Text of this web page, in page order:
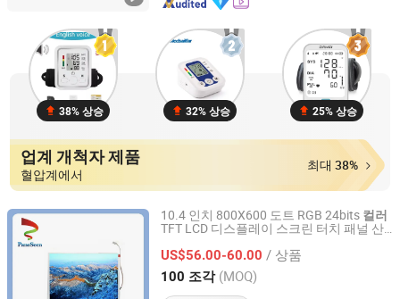
38% 상승 32% 상승 25% 상승
업계 개척자 제품
혈압계에서
최대 38%
10.4 인치 800X600 도트 RGB 24bits 컬러
TFT LCD 디스플레이 스크린 터치 패널 산
US$56.00-60.00 / 상품
100 조각 (MOQ)
Shenzhen Boxing World Technology Co., Ltd.
Guangdong, China 이후 2014